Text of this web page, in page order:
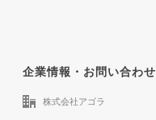
企業情報・お問い合わせ
株式会社アゴラ